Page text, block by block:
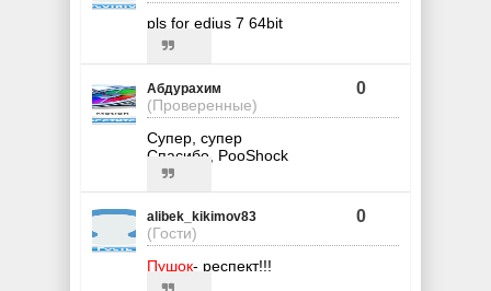
pls for edius 7 64bit
Абдурахим
(Проверенные)
0
Супер, супер
Спасибо, PooShock
alibek_kikimov83
(Гости)
0
Пушок- респект!!!